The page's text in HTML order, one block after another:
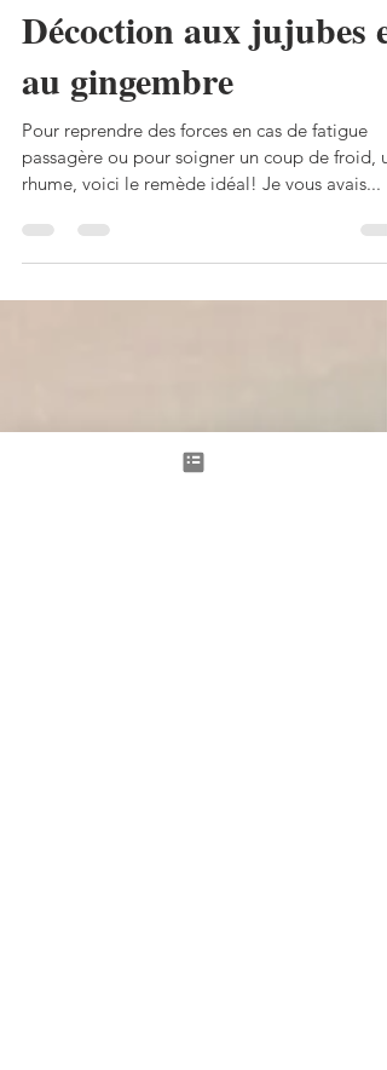
1 oct. 2024
4 min de lecture
Décoction aux jujubes et
au gingembre
Pour reprendre des forces en cas de fatigue
passagère ou pour soigner un coup de froid,